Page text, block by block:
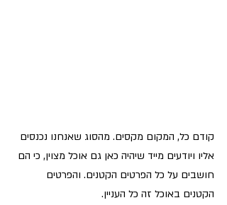
קודם כל, המקום מקסים. מהסוג שאנחנו נכנסים
אליו ויודעים מייד שיהיה כאן גם אוכל מצוין, כי הם
חושבים על כל הפרטים הקטנים. והפרטים
הקטנים באוכל זה כל העניין.